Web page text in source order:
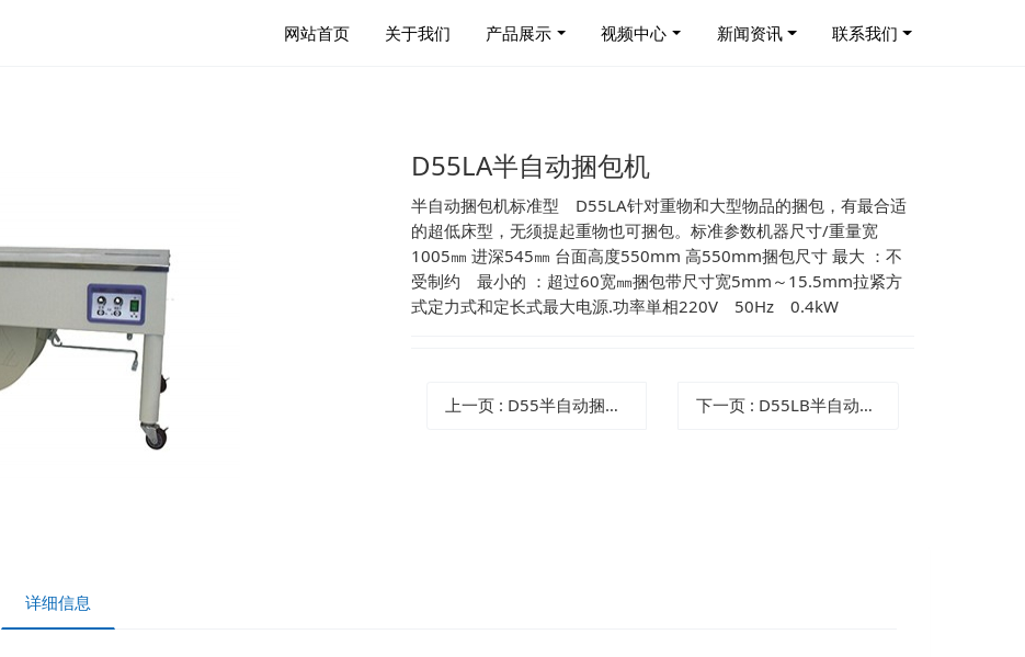
网站首页 关于我们 产品展示 视频中心 新闻资讯 联系我们
D55LA半自动捆包机
半自动捆包机标准型 D55LA针对重物和大型物品的捆包，有最合适
的超低床型，无须提起重物也可捆包。标准参数机器尺寸/重量宽
1005㎜ 进深545㎜ 台面高度550mm 高550mm捆包尺寸 最大 ：不
受制约 最小的 ：超过60宽㎜捆包带尺寸宽5mm～15.5mm拉紧方
式定力式和定长式最大电源.功率単相220V 50Hz 0.4kW
上一页 : D55半自动捆包机标准型 下一页 : D55LB半自动捆包机
详细信息